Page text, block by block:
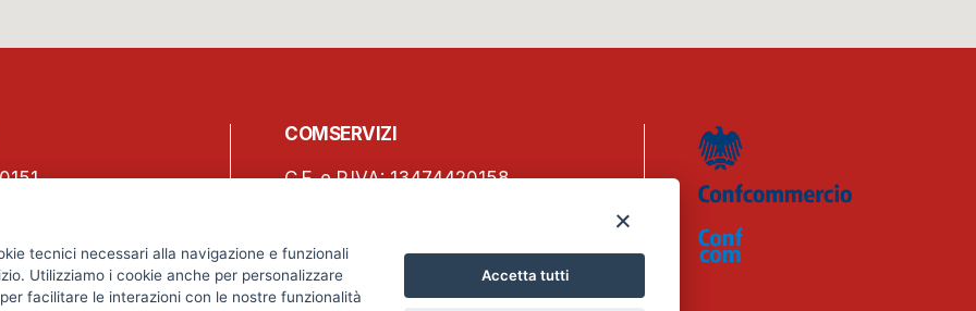
tecnici necessari alla navigazione e funzionali
Utilizziamo i cookie anche per personalizzare
facilitare le interazioni con le nostre funzionalità
Accetta tutti
45 – 20123 Milano
COMSERVIZI
C.F. e P.IVA: 13474420158
Tel. +39 02 2838 1307
segreteria@comservizi.eu
Privacy Policy